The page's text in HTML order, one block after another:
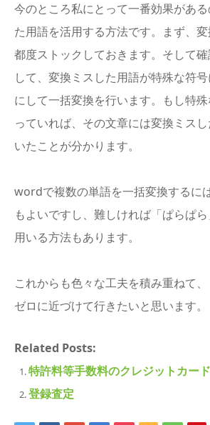
今のところ私にとって一番効果があ
た用語を活用する方法です。まず、
都度ストックしておきます。そして
して、変換ミスした用語が特殊な符
にして一括変換を行います。もし特
っていれば、その文章には変換ミス
いたことが分かります。
wordで複数の単語を一括変換するに
もよいですし、難しければ「ぱらぱ
用いる方法もあります。
これからも色々な工夫を積み重ねて
ゼロに近づけて行きたいと思います。
Related Posts:
特許料等手数料のクレジットカー
登録査定